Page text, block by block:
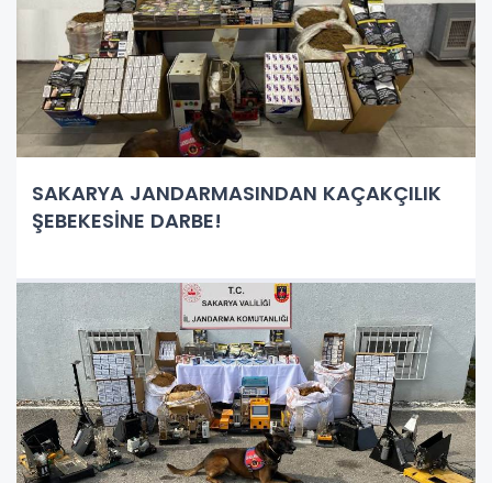
SAKARYA JANDARMASINDAN KAÇAKÇILIK
ŞEBEKESİNE DARBE!